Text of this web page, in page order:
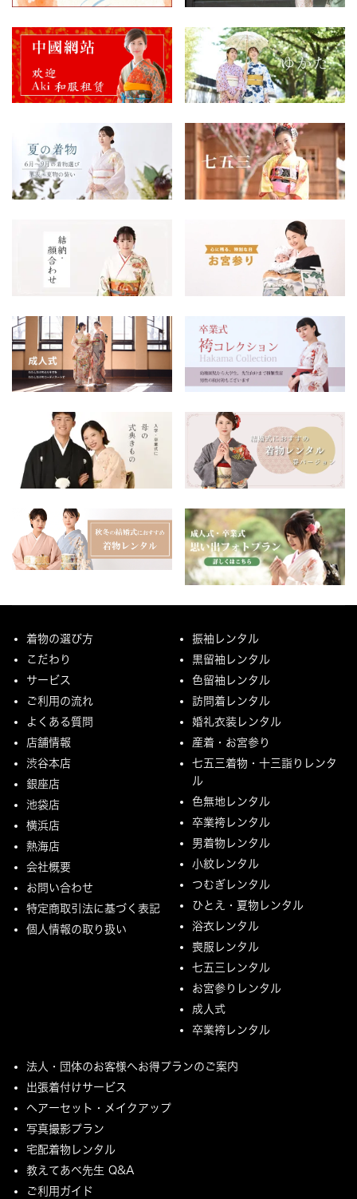
着物の選び方
こだわり
サービス
ご利用の流れ
よくある質問
店舗情報
渋谷本店
銀座店
池袋店
横浜店
熱海店
会社概要
お問い合わせ
特定商取引法に基づく表記
個人情報の取り扱い
振袖レンタル
黒留袖レンタル
色留袖レンタル
訪問着レンタル
婚礼衣装レンタル
産着・お宮参り
七五三着物・十三詣りレンタ
ル
色無地レンタル
卒業袴レンタル
男着物レンタル
小紋レンタル
つむぎレンタル
ひとえ・夏物レンタル
浴衣レンタル
喪服レンタル
七五三レンタル
お宮参りレンタル
成人式
卒業袴レンタル
法人・団体のお客様へお得プランのご案内
出張着付けサービス
ヘアーセット・メイクアップ
写真撮影プラン
宅配着物レンタル
教えてあべ先生 Q&A
ご利用ガイド